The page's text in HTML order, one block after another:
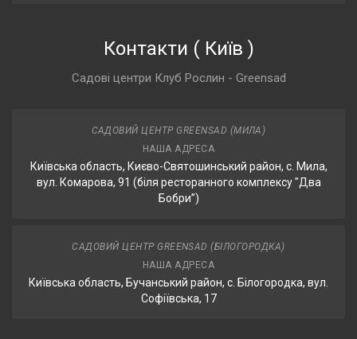
Контакти ( Київ )
Садові центри Клуб Рослин - Greensad
САДОВИЙ ЦЕНТР GREENSAD (МИЛА)
НАША АДРЕСА
Київська область, Києво-Святошинський район, с. Мила,
вул. Комарова, 91 (біля ресторанного комплексу "Два
Бобри”)
САДОВИЙ ЦЕНТР GREENSAD (БІЛОГОРОДКА)
НАША АДРЕСА
Київська область, Бучанський район, с. Білогородка, вул.
Софіївська, 17